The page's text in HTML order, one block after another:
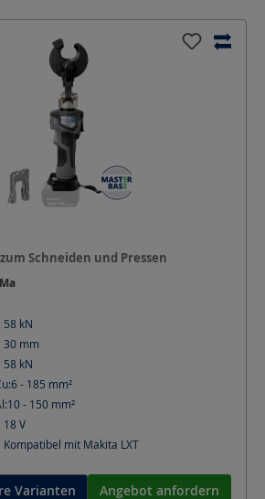
Schneiden und Pressen
58 kN
30 mm
58 kN
6 - 185 mm²
10 - 150 mm²
18V
Kompatibel mit Makita LXT
Varianten Angebot anfordern